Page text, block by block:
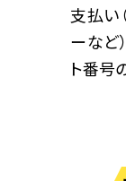
支払い
ーなど
ト番号